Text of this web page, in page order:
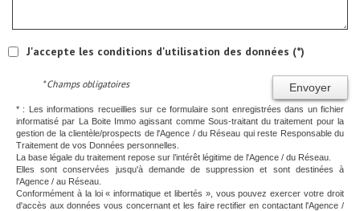
J'accepte les conditions d'utilisation des données (*)
Envoyer
* Champs obligatoires
* : Les informations recueillies sur ce formulaire sont enregistrées dans un fichier
informatisé par La Boite Immo agissant comme Sous-traitant du traitement pour la
gestion de la clientèle/prospects de l'Agence / du Réseau qui reste Responsable du
Traitement de vos Données personnelles.
La base légale du traitement repose sur l’intérêt légitime de l'Agence / du Réseau.
Elles sont conservées jusqu'à demande de suppression et sont destinées à
l'Agence / au Réseau.
Conformément à la loi « informatique et libertés », vous pouvez exercer votre droit
d'accès aux données vous concernant et les faire rectifier en contactant l'Agence /